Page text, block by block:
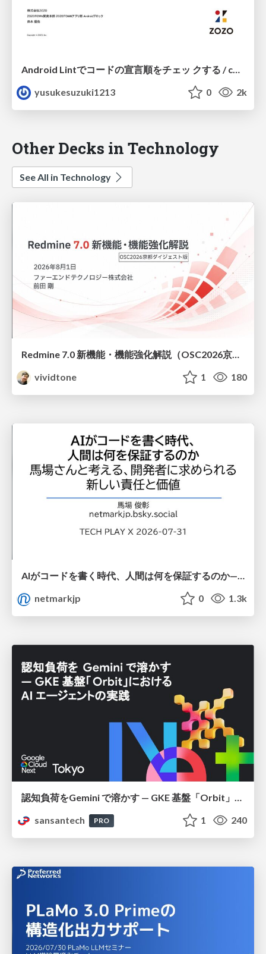
yusukesuzuki1213
0 2k
Other Decks in Technology
See All in Technology
Redmine 7.0 新機能・機能強化解説（OSC2026京都ダイジェスト版）
vividtone
1 180
AIがコードを書く時代、人間は何を保証するのか———馬場さんと考える、開発者に求められる新しい責任と価値 - TECH PLAY
netmarkjp
0 1.3k
認知負荷をGemini で溶かす — GKE 基盤「Orbit」における AI エージェントの実践
sansantech
PRO 1 240